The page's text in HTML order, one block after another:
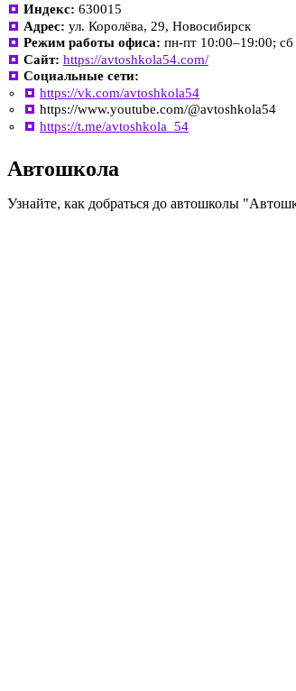
Индекс: 630015
Адрес: ул. Королёва, 29, Новосибирск
Режим работы офиса: пн-пт 10:00–19:00;
Сайт: https://avtoshkola54.com/
Социальные сети:
https://vk.com/avtoshkola54
https://www.youtube.com/@avtoshkola54
https://t.me/avtoshkola_54
Автошкола
Узнайте, как добраться до автошколы